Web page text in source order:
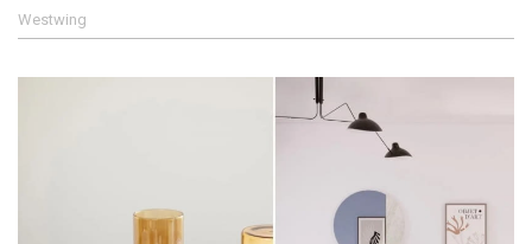
Westwing